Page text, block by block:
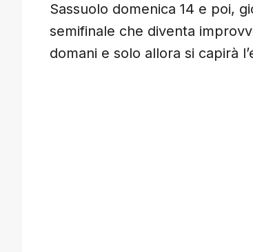
Sassuolo domenica 14 e poi,
semifinale che diventa
domani e solo allora si capirà